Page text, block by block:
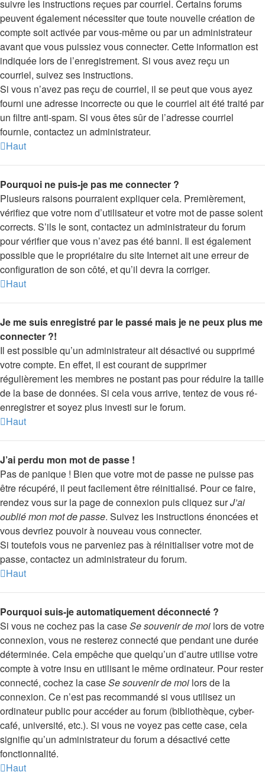
suivre les instructions reçues par courriel. Certains forums
peuvent également nécessiter que toute nouvelle création de
compte soit activée par vous-même ou par un administrateur
avant que vous puissiez vous connecter. Cette information est
indiquée lors de l’enregistrement. Si vous avez reçu un
courriel, suivez ses instructions.
Si vous n’avez pas reçu de courriel, il se peut que vous ayez
fourni une adresse incorrecte ou que le courriel ait été traité par
un filtre anti-spam. Si vous êtes sûr de l’adresse courriel
fournie, contactez un administrateur.
Haut
Pourquoi ne puis-je pas me connecter ?
Plusieurs raisons pourraient expliquer cela. Premièrement,
vérifiez que votre nom d’utilisateur et votre mot de passe soient
corrects. S’ils le sont, contactez un administrateur du forum
pour vérifier que vous n’avez pas été banni. Il est également
possible que le propriétaire du site Internet ait une erreur de
configuration de son côté, et qu’il devra la corriger.
Haut
Je me suis enregistré par le passé mais je ne peux plus me
connecter ?!
Il est possible qu’un administrateur ait désactivé ou supprimé
votre compte. En effet, il est courant de supprimer
régulièrement les membres ne postant pas pour réduire la taille
de la base de données. Si cela vous arrive, tentez de vous ré-
enregistrer et soyez plus investi sur le forum.
Haut
J’ai perdu mon mot de passe !
Pas de panique ! Bien que votre mot de passe ne puisse pas
être récupéré, il peut facilement être réinitialisé. Pour ce faire,
rendez vous sur la page de connexion puis cliquez surJ’ai
oublié mon mot de passe. Suivez les instructions énoncées et
vous devriez pouvoir à nouveau vous connecter.
Si toutefois vous ne parveniez pas à réinitialiser votre mot de
passe, contactez un administrateur du forum.
Haut
Pourquoi suis-je automatiquement déconnecté ?
Si vous ne cochez pas la caseSe souvenir de moi lors de votre
connexion, vous ne resterez connecté que pendant une durée
déterminée. Cela empêche que quelqu’un d’autre utilise votre
compte à votre insu en utilisant le même ordinateur. Pour rester
connecté, cochez la caseSe souvenir de moi lors de la
connexion. Ce n’est pas recommandé si vous utilisez un
ordinateur public pour accéder au forum (bibliothèque, cyber-
café, université, etc.). Si vous ne voyez pas cette case, cela
signifie qu’un administrateur du forum a désactivé cette
fonctionnalité.
Haut